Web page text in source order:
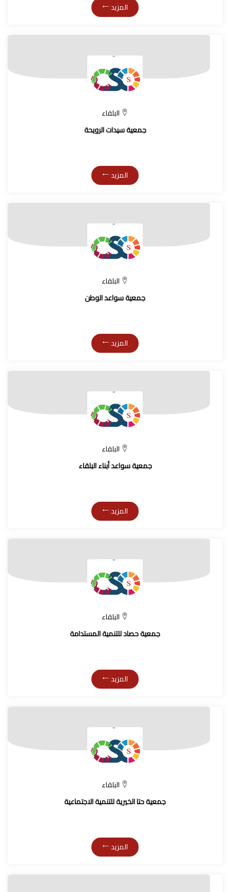
المزيد
البلقاء
جمعية سيدات الرويحة
المزيد
البلقاء
جمعية سواعد الوطن
المزيد
البلقاء
جمعية سواعد أبناء البلقاء
المزيد
البلقاء
جمعية حصاد للتنمية المستدامة
المزيد
البلقاء
جمعية حتا الخيرية للتنمية الاجتماعية
المزيد